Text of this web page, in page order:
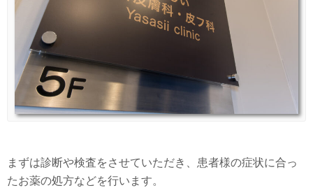
まずは診断や検査をさせていただき、患者様の症状に合っ
たお薬の処方などを行います。